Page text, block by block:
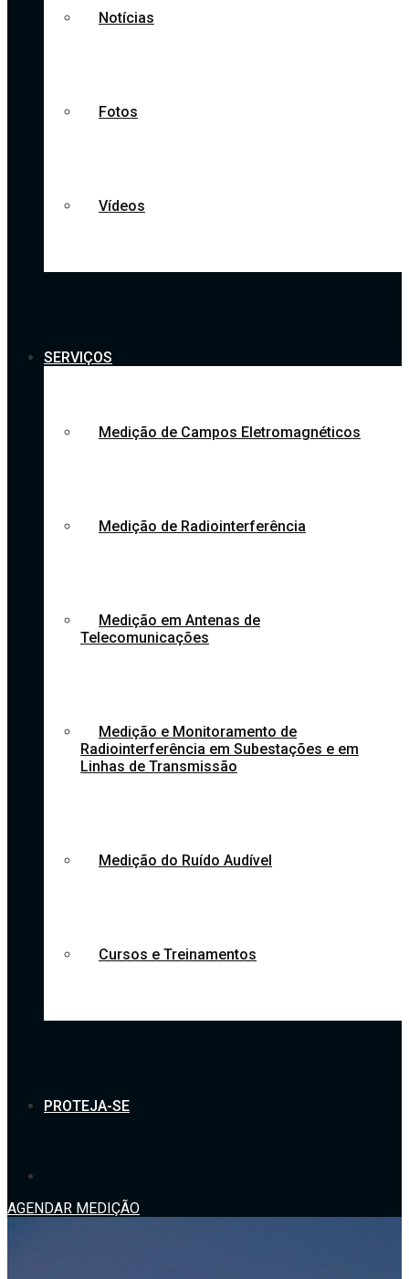
Notícias
Fotos
Vídeos
SERVIÇOS
Medição de Campos Eletromagnéticos
Medição de Radiointerferência
Medição em Antenas de
Telecomunicações
Medição e Monitoramento de
Radiointerferência em Subestações e em
Linhas de Transmissão
Medição do Ruído Audível
Cursos e Treinamentos
PROTEJA-SE
AGENDAR MEDIÇÃO